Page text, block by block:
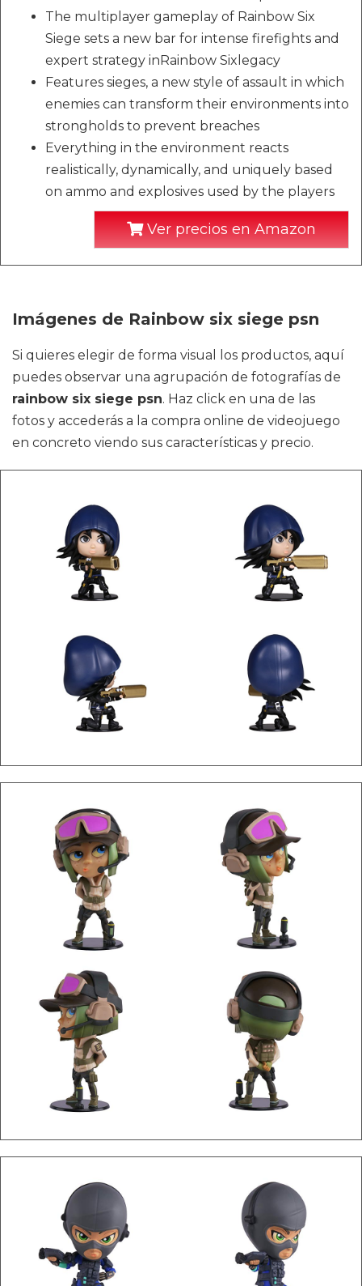
The multiplayer gameplay of Rainbow Six
Siege sets a new bar for intense firefights and
expert strategy inRainbow Sixlegacy
Features sieges, a new style of assault in which
enemies can transform their environments into
strongholds to prevent breaches
Everything in the environment reacts
realistically, dynamically, and uniquely based
on ammo and explosives used by the players
Ver precios en Amazon
Imágenes de Rainbow six siege psn
Si quieres elegir de forma visual los productos, aquí
puedes observar una agrupación de fotografías de
rainbow six siege psn. Haz click en una de las
fotos y accederás a la compra online de videojuego
en concreto viendo sus características y precio.